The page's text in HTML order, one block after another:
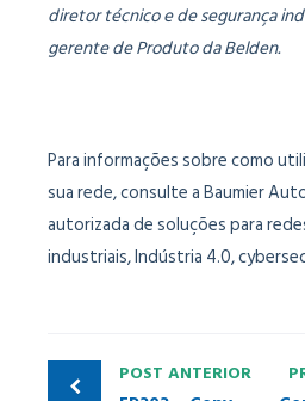
diretor técnico e de segurança
gerente de Produto da Belden.
Para informações sobre como
sua rede, consulte a Baumier
autorizada de soluções para
industriais, Indústria 4.0,
POST ANTERIOR